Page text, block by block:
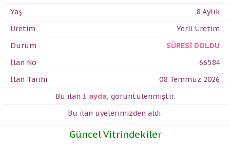
Yaş
8 Aylık
Üretim
Yerli Üretim
Durum
SÜRESİ DOLDU
İlan No
66584
İlan Tarihi
08 Temmuz 2026
Bu ilan 1 ayda, görüntülenmiştir.
Bu ilan üyelerimizden aldı.
Güncel Vitrindekiler